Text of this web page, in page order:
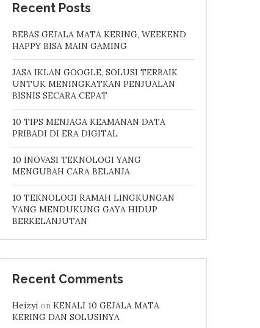
Recent Posts
BEBAS GEJALA MATA KERING, WEEKEND
HAPPY BISA MAIN GAMING
JASA IKLAN GOOGLE, SOLUSI TERBAIK
UNTUK MENINGKATKAN PENJUALAN
BISNIS SECARA CEPAT
10 TIPS MENJAGA KEAMANAN DATA
PRIBADI DI ERA DIGITAL
10 INOVASI TEKNOLOGI YANG
MENGUBAH CARA BELANJA
10 TEKNOLOGI RAMAH LINGKUNGAN
YANG MENDUKUNG GAYA HIDUP
BERKELANJUTAN
Recent Comments
Heizyi on KENALI 10 GEJALA MATA
KERING DAN SOLUSINYA